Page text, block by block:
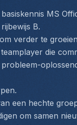
basiskennis MS
rijbewijs B.
om verder te
teamplayer die
probleem-
van een hechte
om samen